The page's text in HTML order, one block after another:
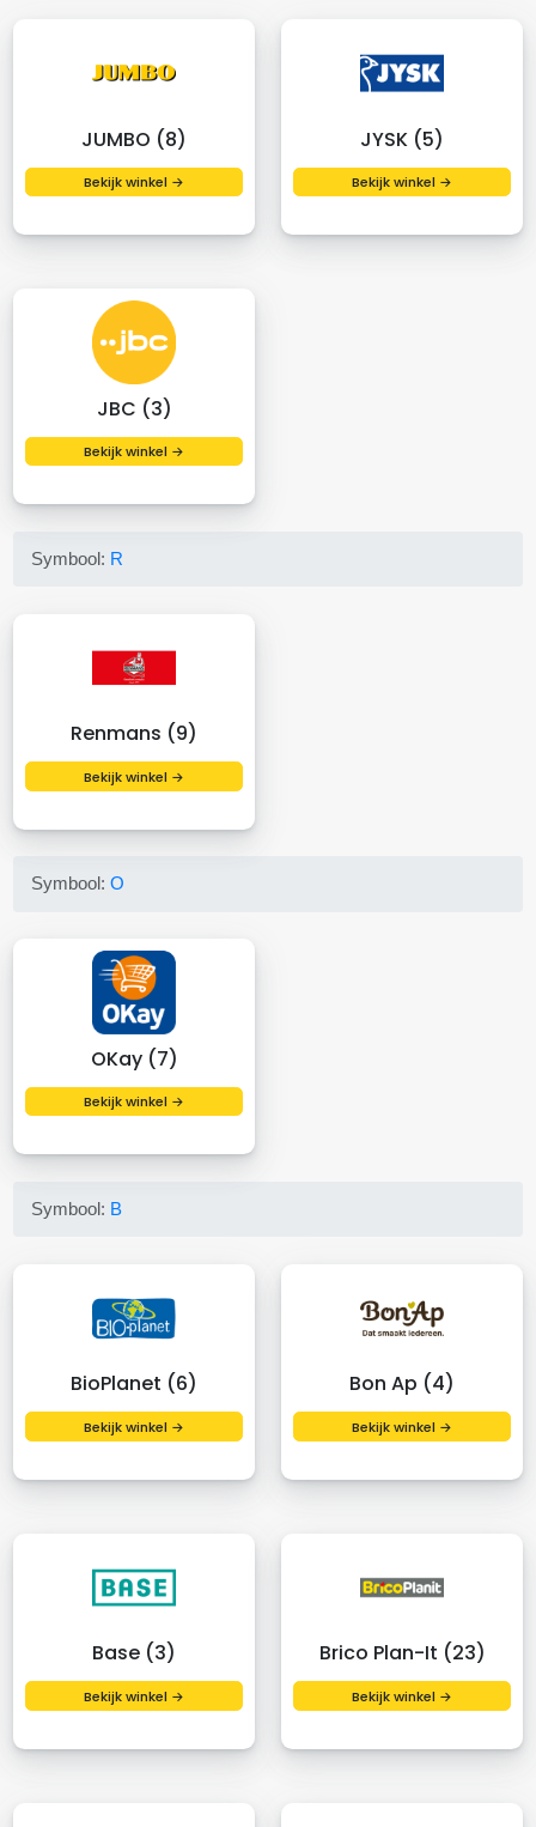
JUMBO (8)
Bekijk winkel →
JYSK (5)
Bekijk winkel →
JBC (3)
Bekijk winkel →
Symbool: R
Renmans (9)
Bekijk winkel →
Symbool:O
OKay (7)
Bekijk winkel →
Symbool: B
BioPlanet (6)
Bekijk winkel →
Bon Ap (4)
Bekijk winkel →
Base (3)
Bekijk winkel →
Brico Plan-It (23)
Bekijk winkel →